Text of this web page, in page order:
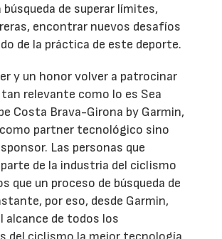
de superar límites,
encontrar nuevos desafíos
de la práctica de este deporte.
y un honor volver a patrocinar
relevante como lo es Sea
Costa Brava-Girona by Garmin,
partner tecnológico sino
Las personas que
de la industria del ciclismo
que un proceso de búsqueda de
por eso, desde Garmin,
alcance de todos los